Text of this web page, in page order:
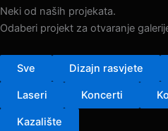
Galerija
Odaberi projekt za otvaranje galerije.
Sve Dizajn rasvjete